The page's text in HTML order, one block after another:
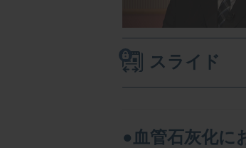
スライド
●血管石灰化に